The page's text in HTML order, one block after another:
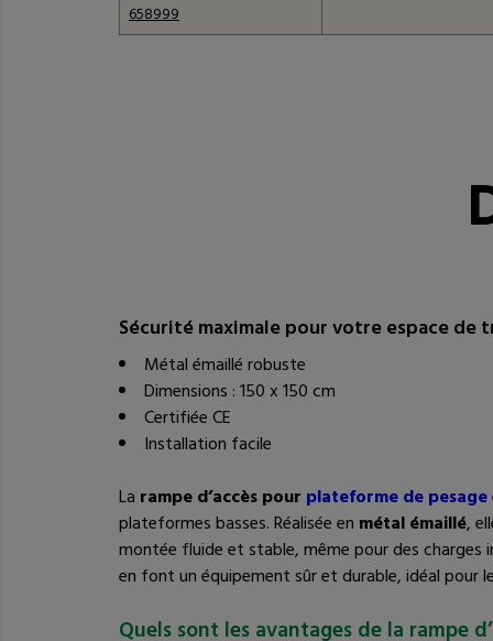
658999
Sécurité maximale pour votre espace de
Métal émaillé robuste
Dimensions : 150 x 150 cm
Certifiée CE
Installation facile
La rampe d’accès pour plateforme de pesage
plateformes basses. Réalisée en métal émaillé,
montée fluide et stable, même pour des
en font un équipement sûr et durable, idéal pour
Quels sont les avantages de la rampe